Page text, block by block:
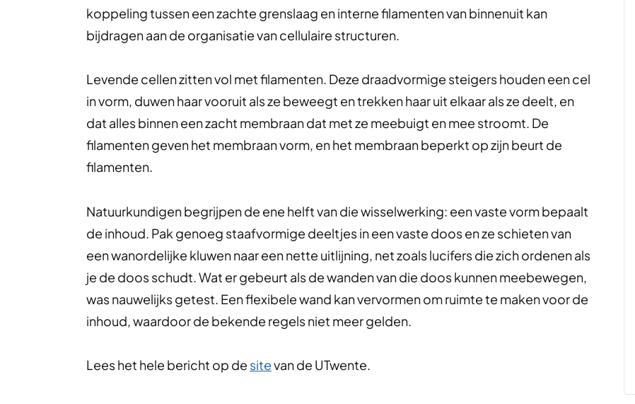
koppeling tussen een zachte grenslaag en interne filamenten van binnenuit kan
bijdragen aan de organisatie van cellulaire structuren.
Levende cellen zitten vol met filamenten. Deze draadvormige steigers houden een cel
in vorm, duwen haar vooruit als ze beweegt en trekken haar uit elkaar als ze deelt, en
dat alles binnen een zacht membraan dat met ze meebuigt en mee stroomt. De
filamenten geven het membraan vorm, en het membraan beperkt op zijn beurt de
filamenten.
Natuurkundigen begrijpen de ene helft van die wisselwerking: een vaste vorm bepaalt
de inhoud. Pak genoeg staafvormige deeltjes in een vaste doos en ze schieten van
een wanordelijke kluwen naar een nette uitlijning, net zoals lucifers die zich ordenen als
je de doos schudt. Wat er gebeurt als de wanden van die doos kunnen meebewegen,
was nauwelijks getest. Een flexibele wand kan vervormen om ruimte te maken voor de
inhoud, waardoor de bekende regels niet meer gelden.
Lees het hele bericht op de sitevan de UTwente.